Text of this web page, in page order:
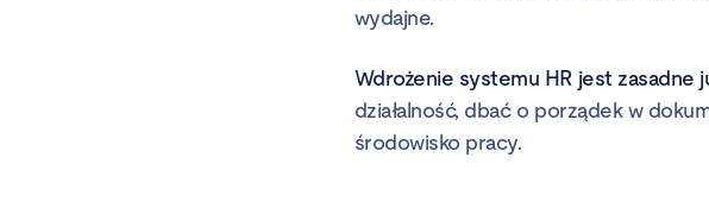
wydajne.
Wdrożenie systemu HR jest zasadne
działalność, dbać o porządek w
środowisko pracy.